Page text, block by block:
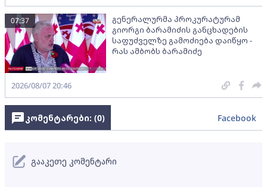
გენერალურმა პროკურატურამ
გიორგი ბარამიძის განცხადების
საფუძველზე გამოძიება დაიწყო -
რას ამბობს ბარამიძე
07:37
2026/08/07 20:46
კომენტარები: (0) Facebook
გააკეთე კომენტარი